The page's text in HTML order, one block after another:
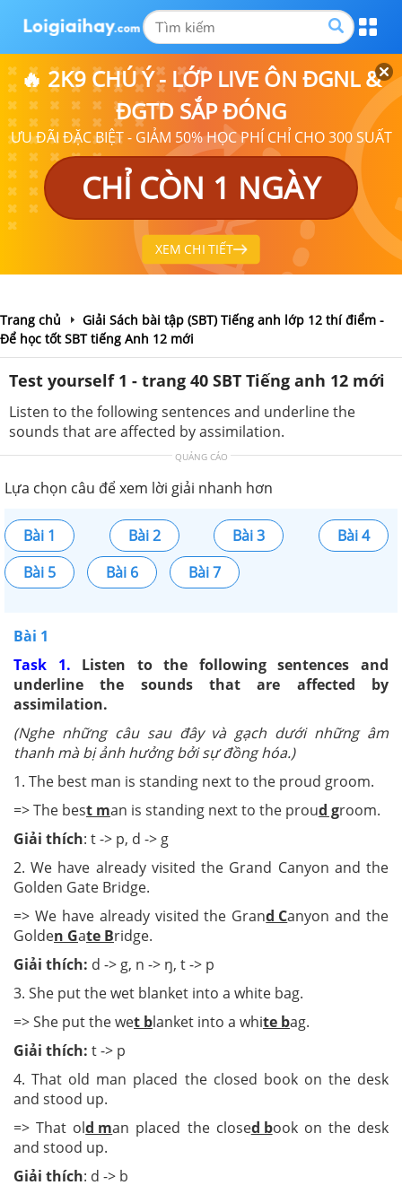
🔥 2K9 CHÚ Ý - LỚP LIVE ÔN ĐGNL &
ĐGTD SẮP ĐÓNG
ƯU ĐÃI ĐẶC BIỆT - GIẢM 50% HỌC PHÍ CHỈ CHO 300 SUẤT
CHỈ CÒN 1 NGÀY
XEM CHI TIẾT
Trang chủ
Giải Sách bài tập (SBT) Tiếng anh lớp 12 thí điểm -
Để học tốt SBT tiếng Anh 12 mới
Test yourself 1 - trang 40 SBT Tiếng anh 12 mới
Listen to the following sentences and underline the
sounds that are affected by assimilation.
QUẢNG CÁO
Lựa chọn câu để xem lời giải nhanh hơn
Bài 1 Bài 2 Bài 3
Bài 4
Bài 5
Bài 6 Bài 7
Bài 1
Task 1. Listen to the following sentences and
underline the sounds that are affected by
assimilation.
(Nghe những câu sau đây và gạch dưới những âm
thanh màbị ảnh hưởng bởi sự đồng hóa.)
1. The best man is standing next to the proud groom.
=> The best man is standing next to the proud groom.
Giải thích: t -> p, d -> g
2. We have already visited the Grand Canyon and the
Golden Gate Bridge.
=> We have already visited the Grand Canyon and the
Golden Gate Bridge.
Giải thích: d -> g, n -> ŋ, t -> p
3. She put the wet blanket into a white bag.
=> She put the wet blanket into a white bag.
Giải thích: t -> p
4. That old man placed the closed book on the desk
and stood up.
=> That old man placed the closed book on the desk
and stood up.
Giải thích: d -> b